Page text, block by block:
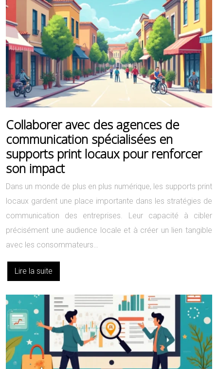
Collaborer avec des agences de
communication spécialisées en
supports print locaux pour renforcer
son impact
Dans un monde de plus en plus numérique, les supports print
locaux gardent une place importante dans les stratégies de
communication des entreprises. Leur capacité à cibler
précisément une audience locale et à créer un lien tangible
avec les consommateurs…
Lire la suite